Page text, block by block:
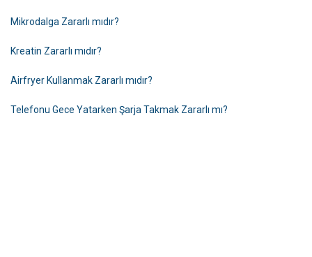
Mikrodalga Zararlı mıdır?
Kreatin Zararlı mıdır?
Airfryer Kullanmak Zararlı mıdır?
Telefonu Gece Yatarken Şarja Takmak Zararlı mı?